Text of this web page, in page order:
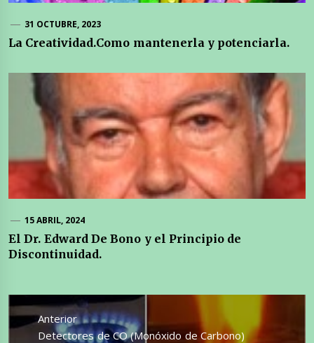
31 OCTUBRE, 2023
La Creatividad.Como mantenerla y potenciarla.
15 ABRIL, 2024
El Dr. Edward De Bono y el Principio de
Discontinuidad.
Navegación
de
entradas
Anterior
Entrada
Detectores de CO (Monóxido de Carbono)